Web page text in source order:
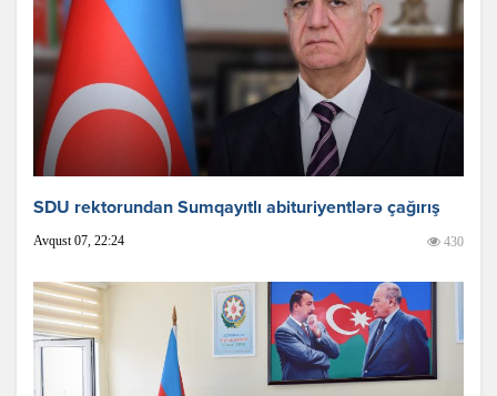
SDU rektorundan Sumqayıtlı abituriyentlərə çağırış
Avqust 07, 22:24 430